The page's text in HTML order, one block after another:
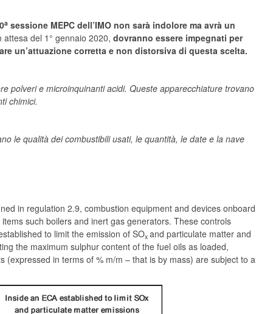
a sessione MEPC dell’IMO non sarà indolore ma avrà un
attesa del 1° gennaio 2020, dovranno essere impegnati per
un’attuazione corretta e non distorsiva di questa scelta.
polveri e microinquinanti acidi. Queste apparecchiature trovano
chimici.
le qualità dei combustibili usati, le quantità, le date e la nave
in regulation 2.9, combustion equipment and devices onboard
such boilers and inert gas generators. These controls
to limit the emission of SOx and particulate matter and
the maximum sulphur content of the fuel oils as loaded,
in terms of % m/m – that is by mass) are subject to a